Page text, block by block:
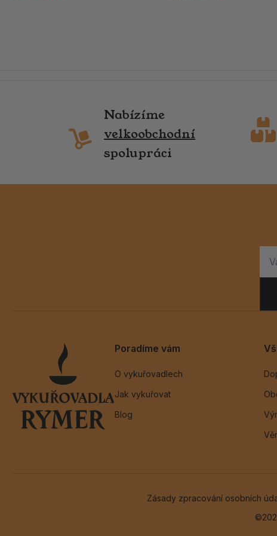
Nabízíme
velkoobchodní
spolupráci
Poradíme vám
O vykuřovadlech
Jak vykuřovat
Blog
Zásady zpracování osobních